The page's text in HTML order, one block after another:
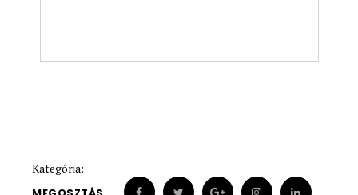
Kategória: